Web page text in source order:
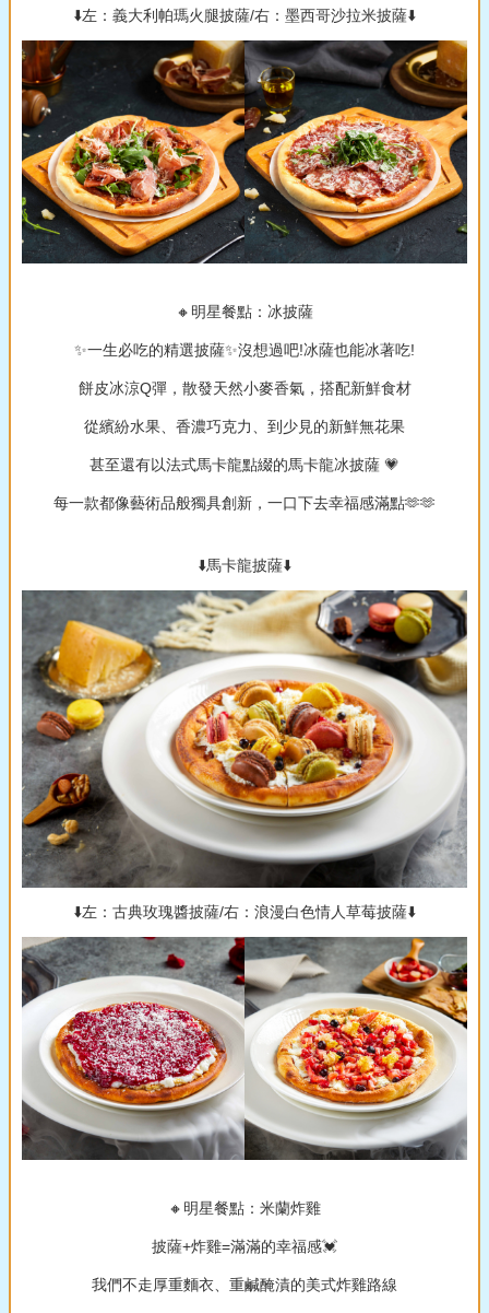
⬇️左：義大利帕瑪火腿披薩/右：墨西哥沙拉米披薩⬇️
🔸明星餐點：冰披薩
✨一生必吃的精選披薩✨沒想過吧!冰薩也能冰著吃!
餅皮冰涼Q彈，散發天然小麥香氣，搭配新鮮食材
從繽紛水果、香濃巧克力、到少見的新鮮無花果
甚至還有以法式馬卡龍點綴的馬卡龍冰披薩 💗
每一款都像藝術品般獨具創新，一口下去幸福感滿點🫶🫶
⬇️馬卡龍披薩⬇️
⬇️左：古典玫瑰醬披薩/右：浪漫白色情人草莓披薩⬇️
🔸明星餐點：米蘭炸雞
披薩+炸雞=滿滿的幸福感💓
我們不走厚重麵衣、重鹹醃漬的美式炸雞路線